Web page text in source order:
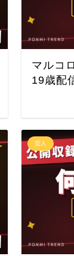
マルコ
19歳配
芸人